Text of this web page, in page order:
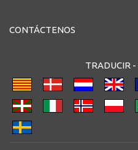
CONTÁCTENOS
TRADUCIR -